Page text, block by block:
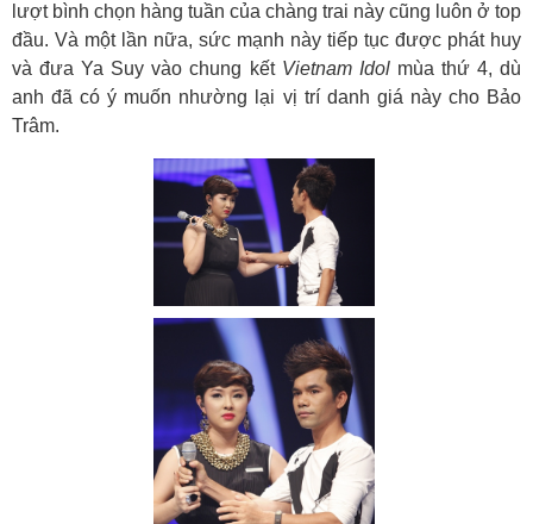
lượt bình chọn hàng tuần của chàng trai này cũng luôn ở top
đầu. Và một lần nữa, sức mạnh này tiếp tục được phát huy
và đưa Ya Suy vào chung kết Vietnam Idolmùa thứ 4, dù
anh đã có ý muốn nhường lại vị trí danh giá này cho Bảo
Trâm.